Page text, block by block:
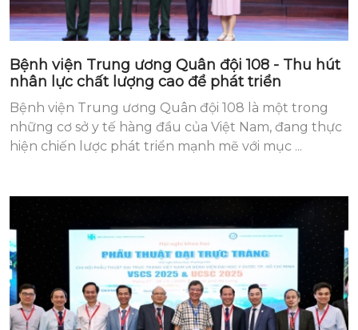
Bệnh viện Trung ương Quân đội 108 - Thu hút
nhân lực chất lượng cao để phát triển
Bệnh viện Trung ương Quân đội 108 là một trong
những cơ sở y tế hàng đầu của Việt Nam, đang thực
hiện chiến lược phát triển mạnh mẽ với mục ...